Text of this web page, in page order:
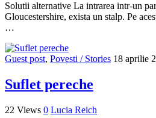
Solutii alternative La intrarea intr-un
Gloucestershire, exista un stalp. Pe
…
Guest post, Povesti / Stories 18 aprilie
Suflet pereche
22 Views 0 Lucia Reich